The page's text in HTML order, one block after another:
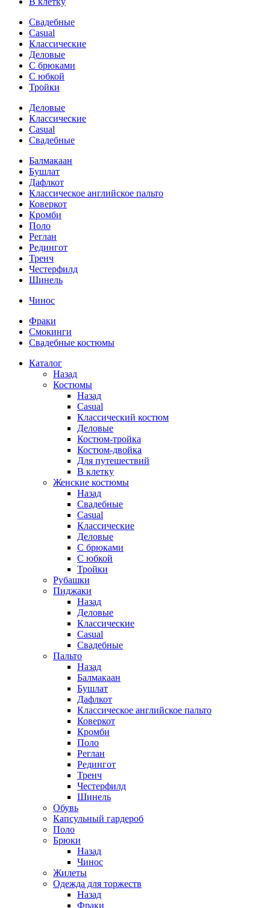
Свадебные
Casual
Классические
Деловые
С брюками
С юбкой
Тройки
Деловые
Классические
Casual
Свадебные
Балмакаан
Бушлат
Дафлкот
Классическое английское пальто
Коверкот
Кромби
Поло
Реглан
Редингот
Тренч
Честерфилд
Шинель
Чинос
Фраки
Смокинги
Свадебные костюмы
Каталог
Назад
Костюмы
Назад
Casual
Классический костюм
Деловые
Костюм-тройка
Костюм-двойка
Для путешествий
В клетку
Женские костюмы
Назад
Свадебные
Casual
Классические
Деловые
С брюками
С юбкой
Тройки
Рубашки
Пиджаки
Назад
Деловые
Классические
Casual
Свадебные
Пальто
Назад
Балмакаан
Бушлат
Дафлкот
Классическое английское пальто
Коверкот
Кромби
Поло
Реглан
Редингот
Тренч
Честерфилд
Шинель
Обувь
Капсульный гардероб
Поло
Брюки
Назад
Чинос
Жилеты
Одежда для торжеств
Назад
Фраки